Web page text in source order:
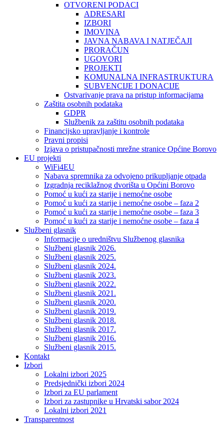
OTVORENI PODACI
ADRESARI
IZBORI
IMOVINA
JAVNA NABAVA I NATJEČAJI
PRORAČUN
UGOVORI
PROJEKTI
KOMUNALNA INFRASTRUKTURA
SUBVENCIJE I DONACIJE
Ostvarivanje prava na pristup informacijama
Zaštita osobnih podataka
GDPR
Službenik za zaštitu osobnih podataka
Financijsko upravljanje i kontrole
Pravni propisi
Izjava o pristupačnosti mrežne stranice Općine Borovo
EU projekti
WiFi4EU
Nabava spremnika za odvojeno prikupljanje otpada
Izgradnja reciklažnog dvorišta u Općini Borovo
Pomoć u kući za starije i nemoćne osobe
Pomoć u kući za starije i nemoćne osobe – faza 2
Pomoć u kući za starije i nemoćne osobe – faza 3
Pomoć u kući za starije i nemoćne osobe – faza 4
Službeni glasnik
Informacije o uredništvu Službenog glasnika
Službeni glasnik 2026.
Službeni glasnik 2025.
Službeni glasnik 2024.
Službeni glasnik 2023.
Službeni glasnik 2022.
Službeni glasnik 2021.
Službeni glasnik 2020.
Službeni glasnik 2019.
Službeni glasnik 2018.
Službeni glasnik 2017.
Službeni glasnik 2016.
Službeni glasnik 2015.
Kontakt
Izbori
Lokalni izbori 2025
Predsjednički izbori 2024
Izbori za EU parlament
Izbori za zastupnike u Hrvatski sabor 2024
Lokalni izbori 2021
Transparentnost